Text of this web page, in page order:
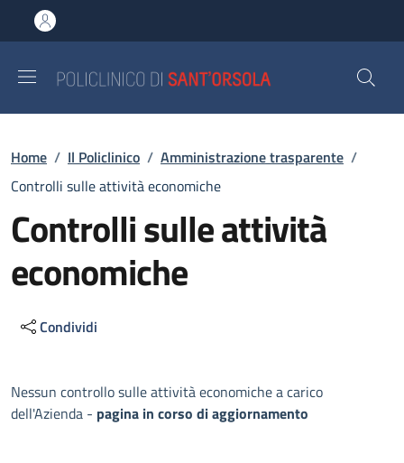
al contenuto principale
to footer content
Briciole di pane
Home / Il Policlinico / Amministrazione trasparente /
Controlli sulle attività economiche
Controlli sulle attività
economiche
Condividi
Descrizione
Nessun controllo sulle attività economiche a carico
dell'Azienda - pagina in corso di aggiornamento